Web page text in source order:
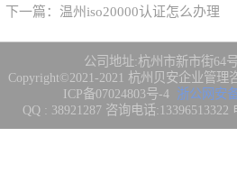
下一篇： 温州iso20000认证怎么办理
公司地址:杭州市新市街64
Copyright©2021-2021 杭州贝安企业管理
ICP备07024803号-4 浙公网安
QQ : 38921287 咨询电话:13396513322
务标准咨询服务
计算机信息系统
集成3/4/5级
IATF16949管理